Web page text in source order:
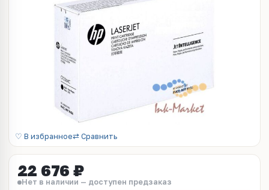
♡ В избранное⇄ Сравнить
22 676 ₽
Нет в наличии — доступен предзаказ